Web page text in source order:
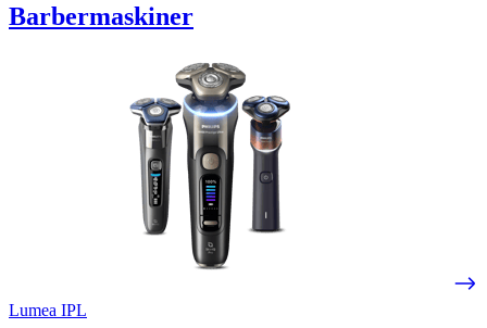
Barbermaskiner
Lumea IPL